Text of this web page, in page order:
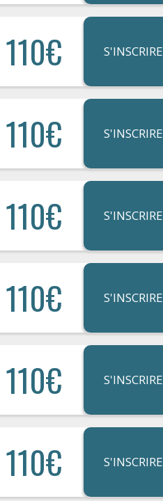
110€ S'INSCRIRE
110€ S'INSCRIRE
110€ S'INSCRIRE
110€ S'INSCRIRE
110€ S'INSCRIRE
110€ S'INSCRIRE